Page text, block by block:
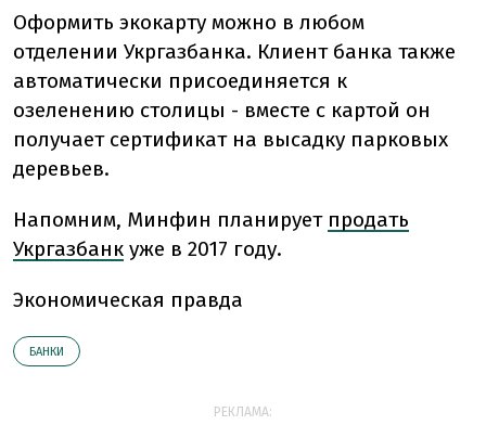
Оформить экокарту можно в любом
отделении Укргазбанка. Клиент банка также
автоматически присоединяется к
озеленению столицы - вместе с картой он
получает сертификат на высадку парковых
деревьев.
Напомним, Минфин планирует продать
Укргазбанк уже в 2017 году.
Экономическая правда
БАНКИ
РЕКЛАМА: